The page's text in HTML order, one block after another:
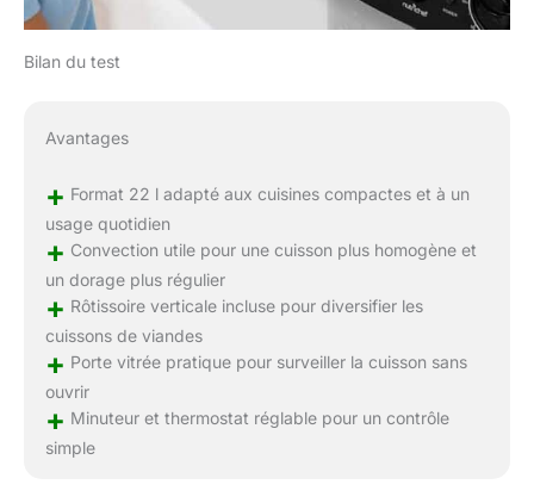
Bilan du test
Avantages
+ Format 22 l adapté aux cuisines compactes et à un
usage quotidien
+ Convection utile pour une cuisson plus homogène et
un dorage plus régulier
+ Rôtissoire verticale incluse pour diversifier les
cuissons de viandes
+ Porte vitrée pratique pour surveiller la cuisson sans
ouvrir
+ Minuteur et thermostat réglable pour un contrôle
simple